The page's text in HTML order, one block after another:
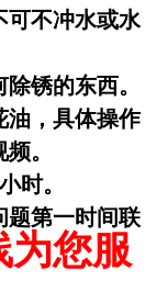
可不冲水或水
锈的东西。
油，具体操作
。
时。
题第一时间联
为您服